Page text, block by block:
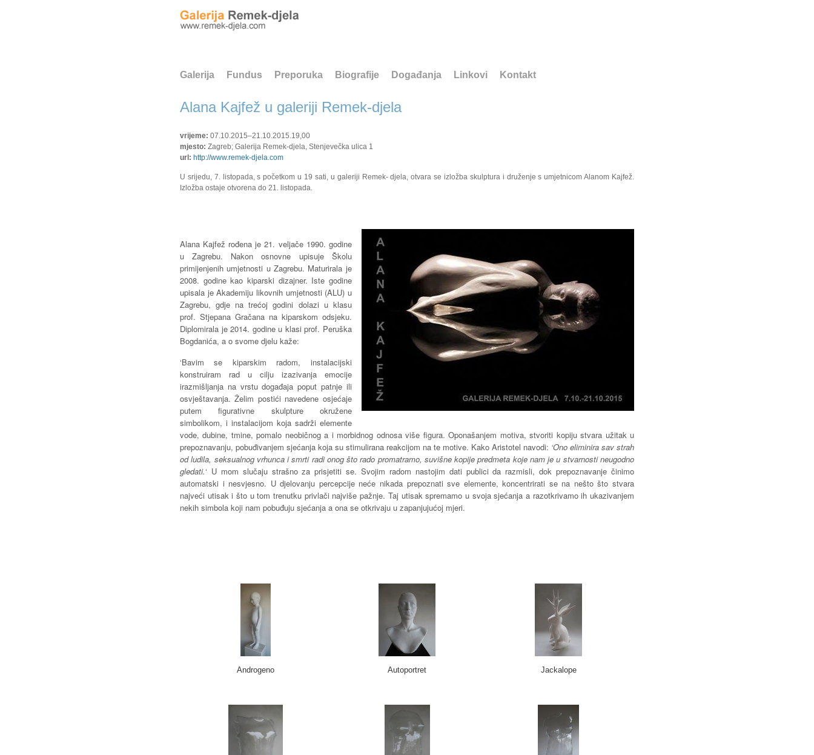
Galerija Fundus Preporuka Biografije Događanja Linkovi Kontakt
Alana Kajfež u galeriji Remek-djela
vrijeme: 07.10.2015–21.10.2015.19,00
mjesto: Zagreb; Galerija Remek-djela, Stenjevečka ulica 1
url: http://www.remek-djela.com
U srijedu, 7. listopada, s početkom u 19 sati, u galeriji Remek- djela, otvara se izložba skulptura i druženje s umjetnicom Alanom Kajfež.
Izložba ostaje otvorena do 21. listopada.
Alana Kajfež rođena je 21. veljače 1990. godine
u Zagrebu. Nakon osnovne upisuje Školu
primijenjenih umjetnosti u Zagrebu. Maturirala je
2008. godine kao kiparski dizajner. Iste godine
upisala je Akademiju likovnih umjetnosti (ALU) u
Zagrebu, gdje na trećoj godini dolazi u klasu
prof. Stjepana Gračana na kiparskom odsjeku.
Diplomirala je 2014. godine u klasi prof. Peruška
Bogdanića, a o svome djelu kaže:
‘Bavim se kiparskim radom, instalacijski
konstruiram rad u cilju izazivanja emocije
irazmišljanja na vrstu događaja poput patnje ili
osvještavanja. Želim postići navedene osjećaje
putem figurativne skulpture okružene
simbolikom, i instalacijom koja sadrži elemente
vode, dubine, tmine, pomalo neobičnog a i morbidnog odnosa više figura. Oponašanjem motiva, stvoriti kopiju stvara užitak u
prepoznavanju, pobuđivanjem sjećanja koja su stimulirana reakcijom na te motive. Kako Aristotel navodi: ‘Ono eliminira sav strah
od ludila, seksualnog vrhunca i smrti radi onog što rado promatramo, suvišne kopije predmeta koje nam je u stvarnosti neugodno
gledati.‘ U mom slučaju strašno za prisjetiti se. Svojim radom nastojim dati publici da razmisli, dok prepoznavanje činimo
automatski i nesvjesno. U djelovanju percepcije neće nikada prepoznati sve elemente, koncentrirati se na nešto što stvara
najveći utisak i što u tom trenutku privlači najviše pažnje. Taj utisak spremamo u svoja sjećanja a razotkrivamo ih ukazivanjem
nekih simbola koji nam pobuđuju sjećanja a ona se otkrivaju u zapanjujućoj mjeri.
Androgeno Autoportret Jackalope